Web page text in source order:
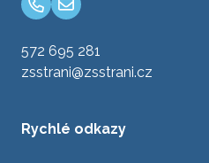
572 695 281
zsstrani@zsstrani.cz
Rychlé odkazy